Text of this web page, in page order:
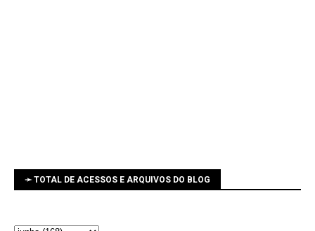
➛ TOTAL DE ACESSOS E ARQUIVOS DO BLOG